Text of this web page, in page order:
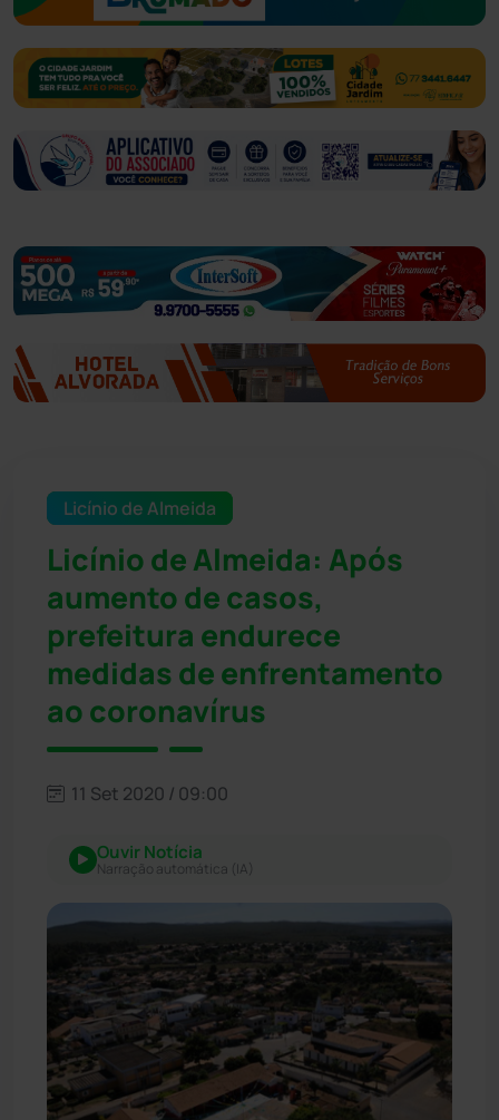
Licínio de Almeida
Licínio de Almeida: Após
aumento de casos,
prefeitura endurece
medidas de enfrentamento
ao coronavírus
11 Set 2020 / 09:00
Ouvir Notícia
Narração automática (IA)